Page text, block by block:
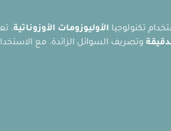
تكنولوجيا الأوليوزومات الأوزوناتية،
وتصريف السوائل الزائدة. مع